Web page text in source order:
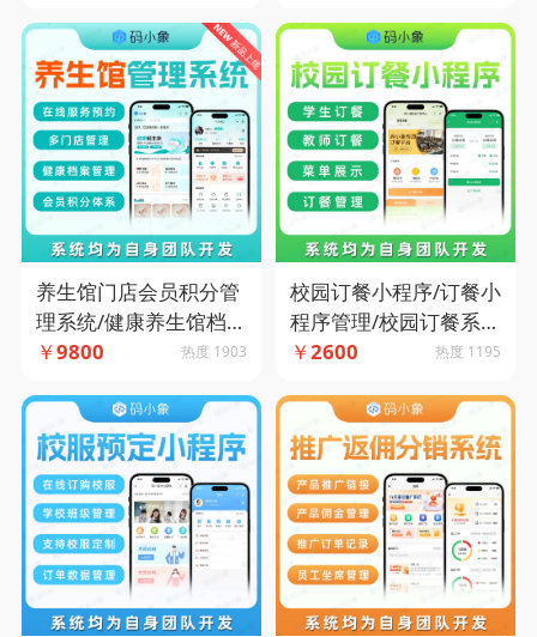
同分期付款-码小象源码
来访预约-码小象源码
养生馆门店会员积分管
理系统/健康养生馆档案
管理系统-在线服务预
案管理-会员积分体系-
码小象源码
￥9800 热度 1903
校园订餐小程序/订餐小
程序管理/校园订餐系
统/学校订餐小程序-码
￥2600 热度 1195